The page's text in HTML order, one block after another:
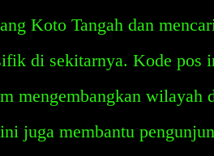
Koto Tangah dan
di sekitarnya. Kode pos
mengembangkan wilayah
juga membantu